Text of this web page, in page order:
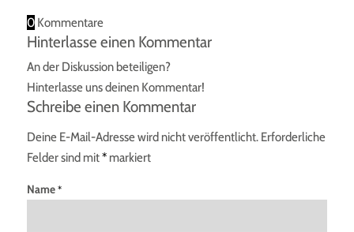
0 Kommentare
Hinterlasse einen Kommentar
An der Diskussion beteiligen?
Hinterlasse uns deinen Kommentar!
Schreibe einen Kommentar
Deine E-Mail-Adresse wird nicht veröffentlicht. Erforderliche
Felder sind mit*markiert
Name*